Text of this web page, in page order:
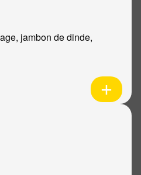
jambon de dinde,